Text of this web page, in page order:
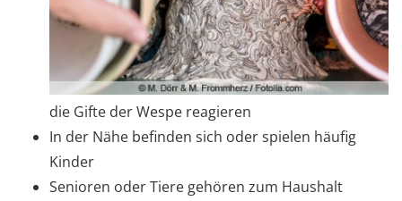
die Gifte der Wespe reagieren
In der Nähe befinden sich oder spielen häufig
Kinder
Senioren oder Tiere gehören zum Haushalt